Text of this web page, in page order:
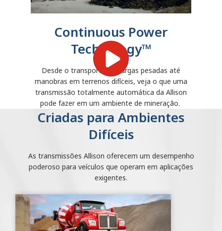
Continuous Power
Technology™
Desde o transporte de cargas pesadas até
manobras em terrenos difíceis, veja o que uma
transmissão totalmente automática da Allison
pode fazer em um ambiente de mineração.
Criadas para Ambientes
Difíceis
As transmissões Allison oferecem um desempenho
poderoso para veículos que operam em aplicações
exigentes.